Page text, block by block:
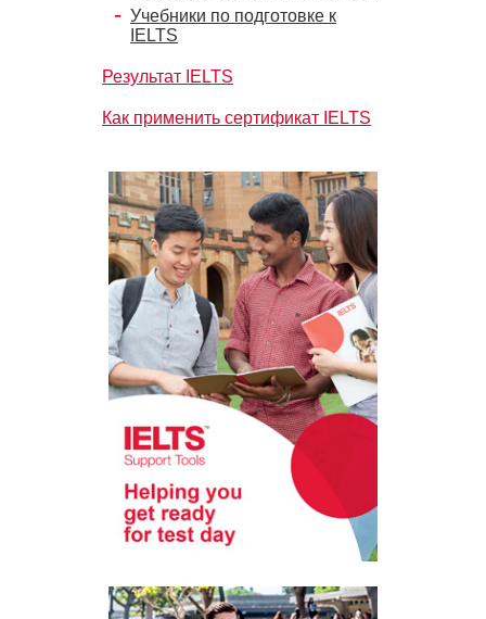
Учебники по подготовке к
IELTS
Результат IELTS
Как применить сертификат IELTS